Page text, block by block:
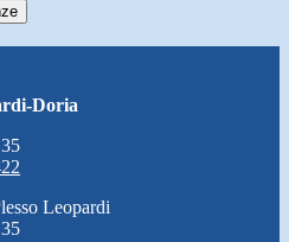
Doria
Leopardi